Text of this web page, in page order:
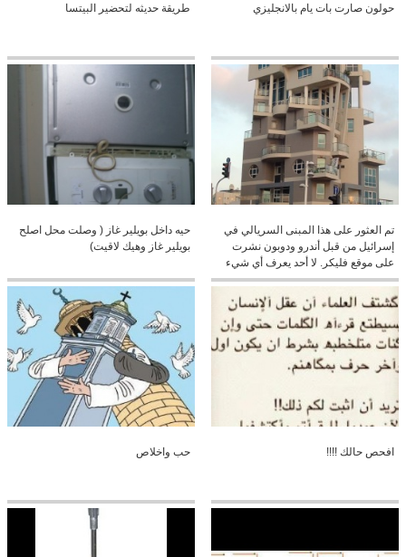
حولون صارت بات يام بالانجليزي طريقة حديثه لتحضير البيتسا
تم العثور على هذا المبنى السريالي في
إسرائيل من قبل أندرو ودوبون نشرت
على موقع فليكر. لا أحد يعرف أي شيء
عن هذا المبنى أو المهندس المعماري؟
كنا نحب أن تشارك أكثر من عملهم
حيه داخل بويلير غاز ( وصلت محل اصلح
بويلير غاز وهيك لاقيت)
افحص حالك !!!! حب واخلاص